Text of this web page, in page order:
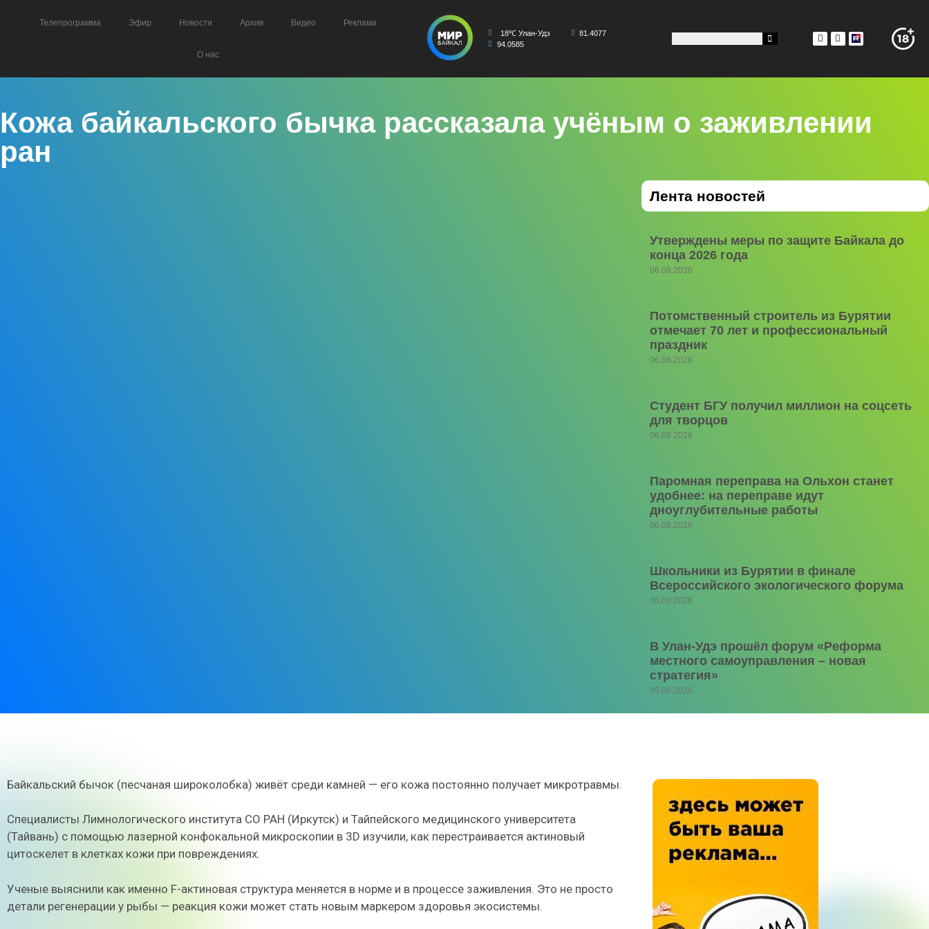
Телепрограмма Эфир Новости Архив Видео Реклама
О нас
18℃ Улан-Удэ
81.4077
94.0585
Кожа байкальского бычка рассказала учёным о заживлении
ран
Лента новостей
Утверждены меры по защите Байкала до
конца 2026 года
06.08.2026
Потомственный строитель из Бурятии
отмечает 70 лет и профессиональный
праздник
06.08.2026
Студент БГУ получил миллион на соцсеть
для творцов
06.08.2026
Паромная переправа на Ольхон станет
удобнее: на переправе идут
дноуглубительные работы
06.08.2026
Школьники из Бурятии в финале
Всероссийского экологического форума
06.08.2026
В Улан-Удэ прошёл форум «Реформа
местного самоуправления – новая
стратегия»
05.08.2026
Байкальский бычок (песчаная широколобка) живёт среди камней — его кожа постоянно получает микротравмы.
Специалисты Лимнологического института СО РАН (Иркутск) и Тайпейского медицинского университета
(Тайвань) с помощью лазерной конфокальной микроскопии в 3D изучили, как перестраивается актиновый
цитоскелет в клетках кожи при повреждениях.
Ученые выяснили как именно F-актиновая структура меняется в норме и в процессе заживления. Это не просто
детали регенерации у рыбы — реакция кожи может стать новым маркером здоровья экосистемы.